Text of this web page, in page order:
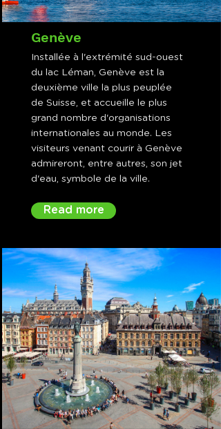
Genève
Installée à l'extrémité sud-ouest
du lac Léman, Genève est la
deuxième ville la plus peuplée
de Suisse, et accueille le plus
grand nombre d'organisations
internationales au monde. Les
visiteurs venant courir à Genève
admireront, entre autres, son jet
d'eau, symbole de la ville.
Read more